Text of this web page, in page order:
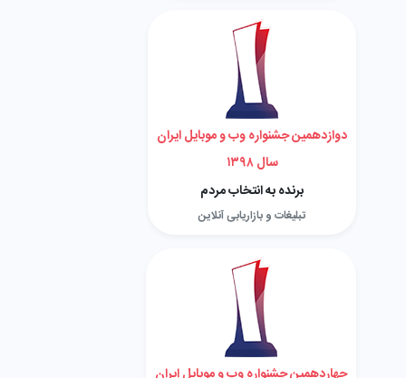
دوازدهمین جشنواره وب و موبایل ایران
سال ۱۳۹۸
برنده به انتخاب مردم
تبلیغات و بازاریابی آنلاین